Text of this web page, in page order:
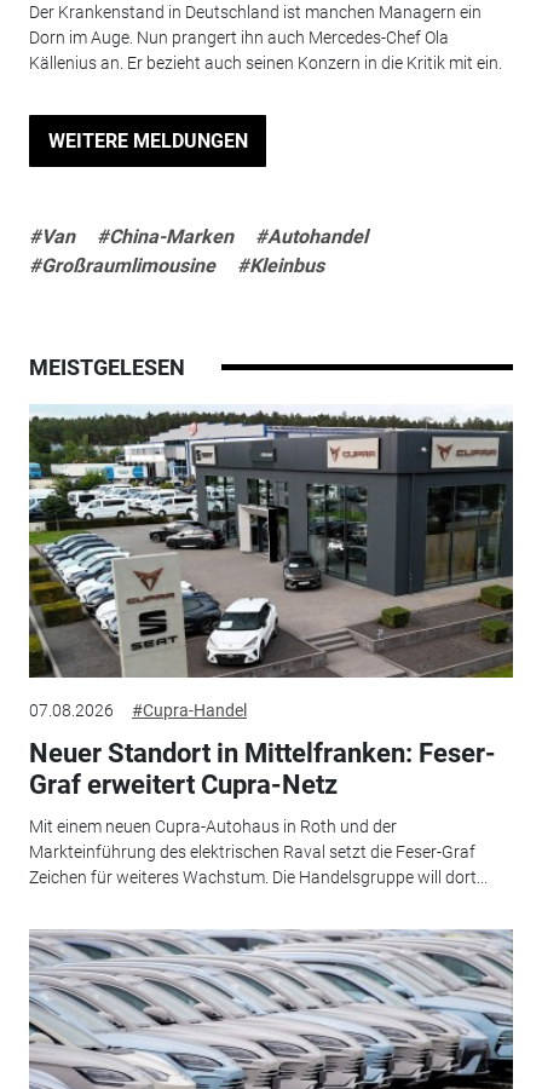
Der Krankenstand in Deutschland ist manchen Managern ein
Dorn im Auge. Nun prangert ihn auch Mercedes-Chef Ola
Källenius an. Er bezieht auch seinen Konzern in die Kritik mit ein.
WEITERE MELDUNGEN
#Van #China-Marken
#Autohandel
#Großraumlimousine
#Kleinbus
MEISTGELESEN
07.08.2026 #Cupra-Handel
Neuer Standort in Mittelfranken: Feser-
Graf erweitert Cupra-Netz
Mit einem neuen Cupra-Autohaus in Roth und der
Markteinführung des elektrischen Raval setzt die Feser-Graf
Zeichen für weiteres Wachstum. Die Handelsgruppe will dort...